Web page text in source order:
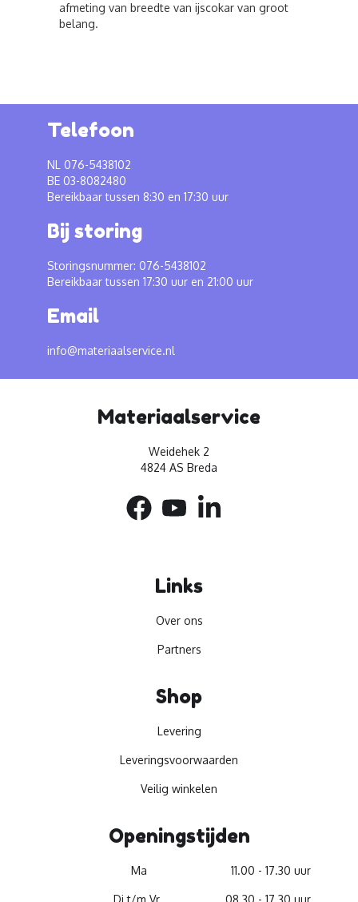
afmeting van breedte van ijscokar van groot
belang.
Telefoon
NL 076-5438102
BE 03-8082480
Bereikbaar tussen 8:30 en 17:30 uur
Bij storing
Storingsnummer: 076-5438102
Bereikbaar tussen 17:30 uur en 21:00 uur
Email
info@materiaalservice.nl
Materiaalservice
Weidehek 2
4824 AS Breda
Links
Over ons
Partners
Shop
Levering
Leveringsvoorwaarden
Veilig winkelen
Openingstijden
Ma 11.00 - 17.30 uur
Di t/m Vr 08.30 - 17.30 uur